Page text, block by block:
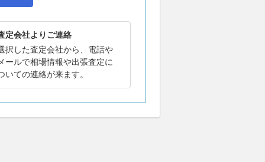
定会社よりご連絡
択した査定会社から、電話や
ールで相場情報や出張査定に
いての連絡が来ます。